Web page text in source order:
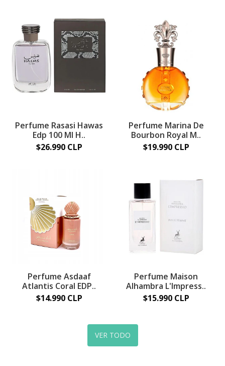
Perfume Rasasi Hawas
Edp 100 Ml H..
$26.990 CLP
Perfume Marina De
Bourbon Royal M..
$19.990 CLP
Perfume Asdaaf
Atlantis Coral EDP..
$14.990 CLP
Perfume Maison
Alhambra L'Impress..
$15.990 CLP
VER TODO